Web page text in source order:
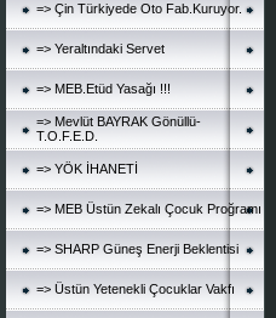
=> Çin Türkiyede Oto Fab.Kuruyor.
=> Yeraltındaki Servet
=> MEB.Etüd Yasağı !!!
=> Mevlüt BAYRAK Gönüllü-
T.O.F.E.D.
=> YÖK İHANETİ
=> MEB Üstün Zekalı Çocuk Proğramı
=> SHARP Güneş Enerji Beklentisi
=> Üstün Yetenekli Çocuklar Vakfı